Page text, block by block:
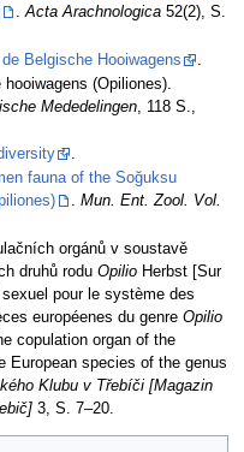
.Acta Arachnologica 52(2), S.
Belgische Hooiwagens
(Opiliones).
Mededelingen, 118 S.,
.
fauna of the Soğuksu
. Mun. Ent. Zool. Vol.
orgánů v soustavě
druhů rodu Opilio Herbst [Sur
pour le système des
européenes du genre Opilio
copulation organ of the
European species of the genus
Klubu v Třebíči [Magazin
3, S. 7–20.